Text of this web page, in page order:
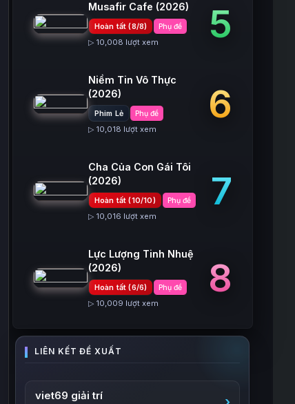
Musafir Cafe (2026)
Hoàn tất (8/8) Phụ đề
▷ 10,008 lượt xem 5
Niềm Tin Vô Thực
(2026)
Phim Lẻ Phụ đề
▷ 10,018 lượt xem
6
Cha Của Con Gái Tôi
(2026)
Hoàn tất (10/10) Phụ đề
▷ 10,016 lượt xem
7
Lực Lượng Tinh Nhuệ
(2026)
Hoàn tất (6/6) Phụ đề
▷ 10,009 lượt xem
8
viet69 giải trí